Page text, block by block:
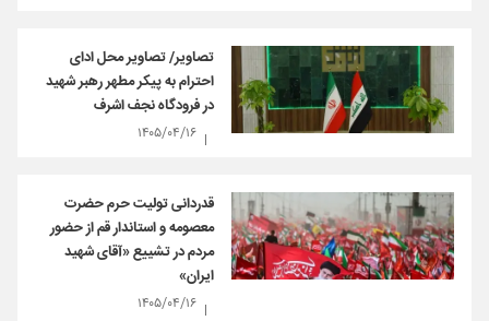
تصاویر/ تصاویر محل ادای
احترام به پیکر مطهر رهبر شهید
در فرودگاه نجف اشرف
۱۴۰۵/۰۴/۱۶
قدردانی تولیت حرم حضرت
معصومه و استاندار قم از حضور
مردم در تشییع «آقای شهید
ایران»
۱۴۰۵/۰۴/۱۶